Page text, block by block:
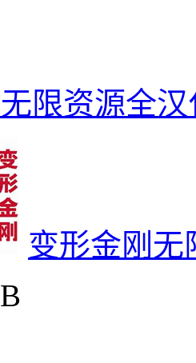
限资源全汉
变形金刚无